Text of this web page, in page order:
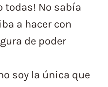
todas! No sabía
a hacer con
de poder
soy la única que